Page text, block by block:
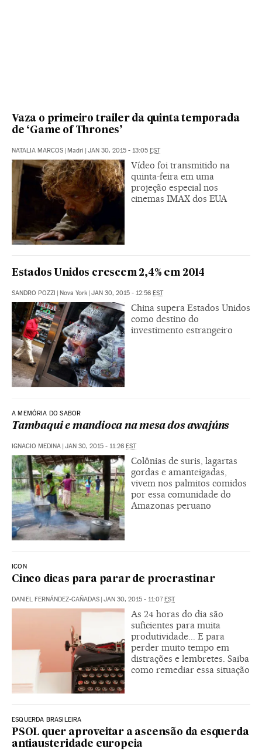
Vaza o primeiro trailer da quinta temporada
de ‘Game of Thrones’
NATALIA MARCOS | Madri | JAN 30, 2015 - 13:05 EST
Vídeo foi transmitido na
quinta-feira em uma
projeção especial nos
cinemas IMAX dos EUA
Estados Unidos crescem 2,4% em 2014
SANDRO POZZI | Nova York | JAN 30, 2015 - 12:56 EST
China supera Estados Unidos
como destino do
investimento estrangeiro
A MEMÓRIA DO SABOR
Tambaqui e mandioca na mesa dos awajúns
IGNACIO MEDINA | JAN 30, 2015 - 11:26 EST
Colônias de suris, lagartas
gordas e amanteigadas,
vivem nos palmitos comidos
por essa comunidade do
Amazonas peruano
ICON
Cinco dicas para parar de procrastinar
DANIEL FERNÁNDEZ-CAÑADAS | JAN 30, 2015 - 11:07EST
As 24 horas do dia são
suficientes para muita
produtividade... E para
perder muito tempo em
distrações e lembretes. Saiba
como remediar essa situação
ESQUERDA BRASILEIRA
PSOL quer aproveitar a ascensão da esquerda
antiausteridade europeia